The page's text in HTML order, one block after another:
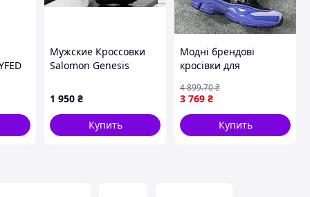
и
Мужские Кроссовки
Salomon Genesis
1 950 ₴
Купить
Модні брендові
кросівки для
Adidas Raf Simons
Ozweego Violet Black
43
3 769 ₴
4 899.70₴
Купить